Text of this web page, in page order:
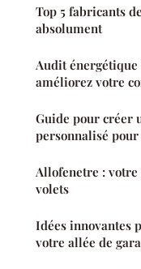
Top 5 fabricants
absolument
Audit énergétique
améliorez votre
Guide pour créer
personnalisé
Allofenetre :
volets
Idées innovantes
votre allée de